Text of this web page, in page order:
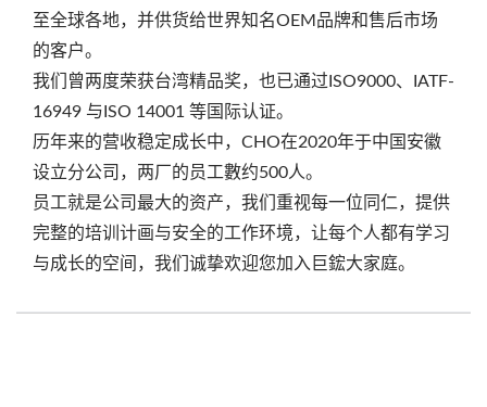
至全球各地，并供货给世界知名OEM品牌和售后市场
的客户。
我们曾两度荣获台湾精品奖，也已通过ISO9000、IATF-
16949 与ISO 14001 等国际认证。
历年来的营收稳定成长中，CHO在2020年于中国安徽
设立分公司，两厂的员工數约500人。
员工就是公司最大的资产，我们重视每一位同仁，提供
完整的培训计画与安全的工作环境，让每个人都有学习
与成长的空间，我们诚挚欢迎您加入巨鋐大家庭。